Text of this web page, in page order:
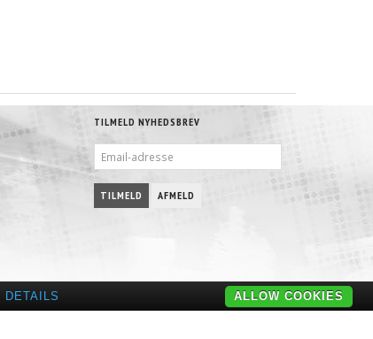
TILMELD NYHEDSBREV
ADRESSE
TILMELD AFMELD
DETAILS ALLOW COOKIES